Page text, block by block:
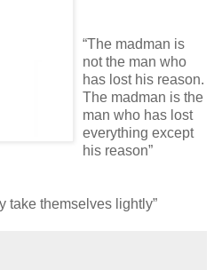
“The madman is
not the man who
has lost his reason.
The madman is the
man who has lost
everything except
his reason”
take themselves lightly”